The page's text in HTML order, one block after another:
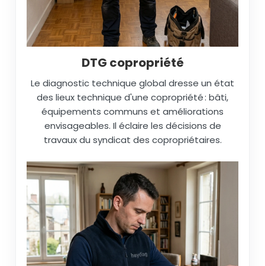
DTG copropriété
Le diagnostic technique global dresse un état
des lieux technique d'une copropriété : bâti,
équipements communs et améliorations
envisageables. Il éclaire les décisions de
travaux du syndicat des copropriétaires.